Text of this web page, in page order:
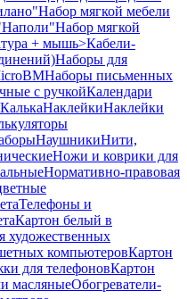
Набор мягкой мебели
Набор мягкой
+ мышь>Кабели-
Наборы для
Наборы письменных
с ручкойКалендари
КалькаНаклейкиНаклейки
НаушникиНити,
Ножи и коврики для
Нормативно-правовая
Телефоны и
Картон белый в
художественных
компьютеровКартон
для телефоновКартон
масляныеОбогреватели-